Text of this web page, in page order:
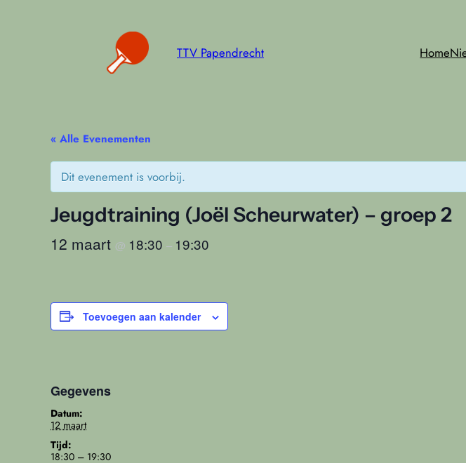
TTV Papendrecht Home
« Alle Evenementen
Dit evenement is voorbij.
Jeugdtraining (Joël Scheurwater) – groep 2
12 maart @ 18:30 – 19:30
Toevoegen aan kalender
Gegevens
Datum:
12 maart
Tijd:
18:30 – 19:30